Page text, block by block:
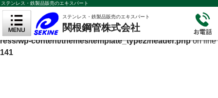
Warning
: Undefined variable $cf_description in
/home/sekinekokank/sekinekokan.co.jp/public_html/wordp
ress/wp-content/themes/template_type2/header.phpon line
141
ステンレス・鉄製品販売のエキスパート
ステンレス・鉄製品販売のエキスパート
関根鋼管株式会社